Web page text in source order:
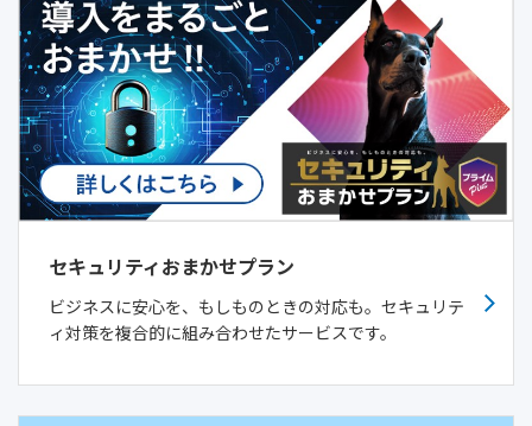
セキュリティおまかせプラン
ビジネスに安心を、もしものときの対応も。セキュリテ
ィ対策を複合的に組み合わせたサービスです。